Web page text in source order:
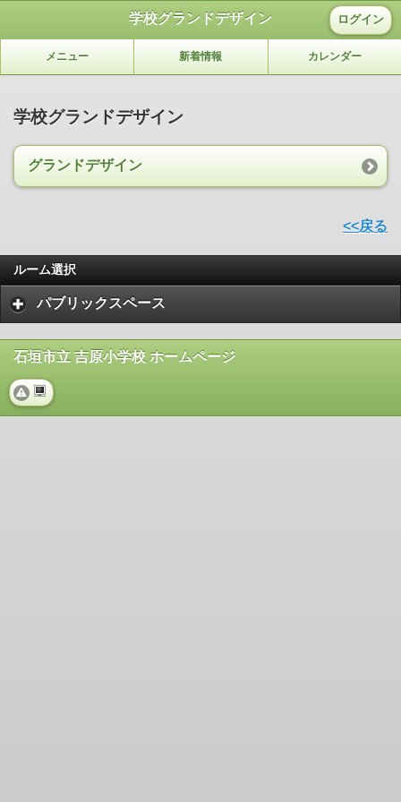
学校グランドデザイン ログイン
メニュー 新着情報 カレンダー
学校グランドデザイン
グランドデザイン
<<戻る
ルーム選択
パブリックスペース
石垣市立 吉原小学校 ホームページ